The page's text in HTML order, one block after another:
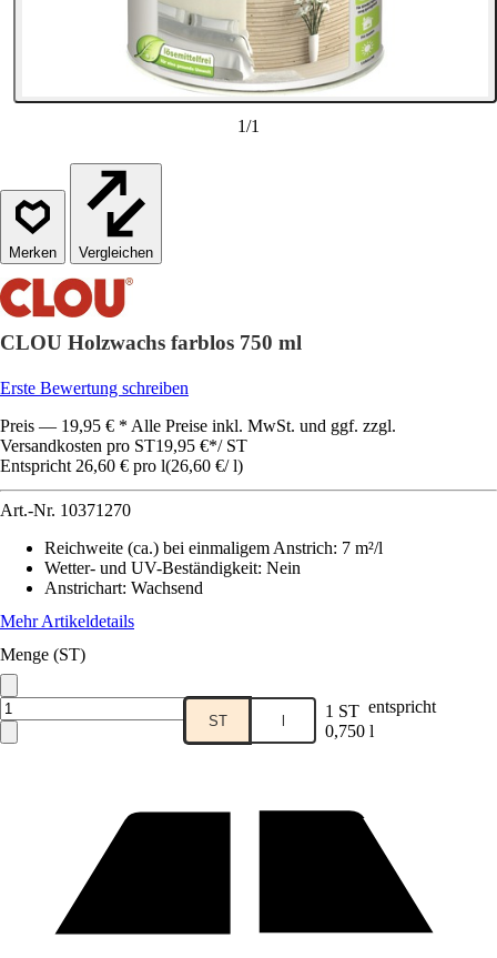
1/1
Vergleichen
CLOU Holzwachs farblos 750 ml
Erste Bewertung schreiben
Preis — 19,95 € * Alle Preise inkl. MwSt. und ggf. zzgl.
Versandkosten pro ST19,95 €*/ ST
Entspricht 26,60 € pro l(26,60 €/ l)
Art.-Nr. 10371270
Reichweite (ca.) bei einmaligem Anstrich: 7 m²/l
Wetter- und UV-Beständigkeit: Nein
Anstrichart: Wachsend
Mehr Artikeldetails
Menge (ST)
ST l 1 ST entspricht
0,750 l